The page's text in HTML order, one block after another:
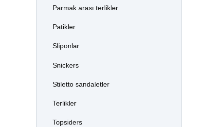
Parmak arası terlikler
Patikler
Sliponlar
Snickers
Stiletto sandaletler
Terlikler
Topsiders